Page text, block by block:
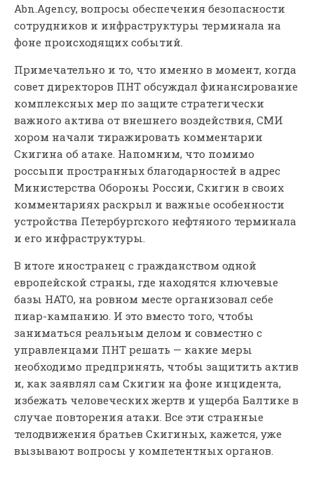
Abn.Agency, вопросы обеспечения безопасности
сотрудников и инфраструктуры терминала на
фоне происходящих событий.
Примечательно и то, что именно в момент, когда
совет директоров ПНТ обсуждал финансирование
комплексных мер по защите стратегически
важного актива от внешнего воздействия, СМИ
хором начали тиражировать комментарии
Скигина об атаке. Напомним, что помимо
россыпи пространных благодарностей в адрес
Министерства Обороны России, Скигин в своих
комментариях раскрыл и важные особенности
устройства Петербургского нефтяного терминала
и его инфраструктуры.
В итоге иностранец с гражданством одной
европейской страны, где находятся ключевые
базы НАТО, на ровном месте организовал себе
пиар-кампанию. И это вместо того, чтобы
заниматься реальным делом и совместно с
управленцами ПНТ решать — какие меры
необходимо предпринять, чтобы защитить актив
и, как заявлял сам Скигин на фоне инцидента,
избежать человеческих жертв и ущерба Балтике в
случае повторения атаки. Все эти странные
телодвижения братьев Скигиных, кажется, уже
вызывают вопросы у компетентных органов.